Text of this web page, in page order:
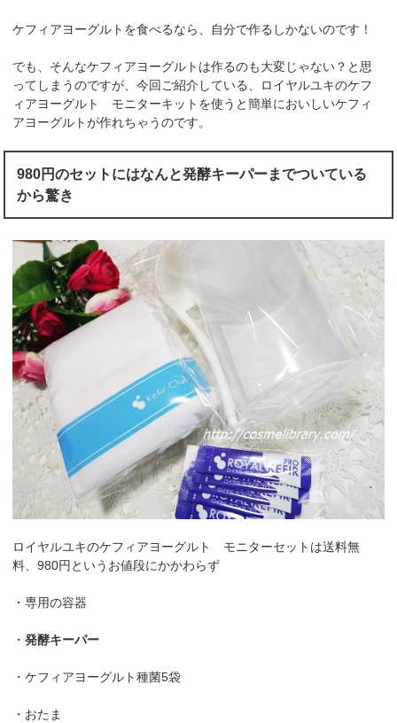
ケフィアヨーグルトを食べるなら、自分で作るしかないのです！
でも、そんなケフィアヨーグルトは作るのも大変じゃない？と思
ってしまうのですが、今回ご紹介している、ロイヤルユキのケフ
ィアヨーグルト モニターキットを使うと簡単においしいケフィ
アヨーグルトが作れちゃうのです。
980円のセットにはなんと発酵キーパーまでついている
から驚き
ロイヤルユキのケフィアヨーグルト モニターセットは送料無
料、980円というお値段にかかわらず
・専用の容器
・発酵キーパー
・ケフィアヨーグルト種菌5袋
・おたま